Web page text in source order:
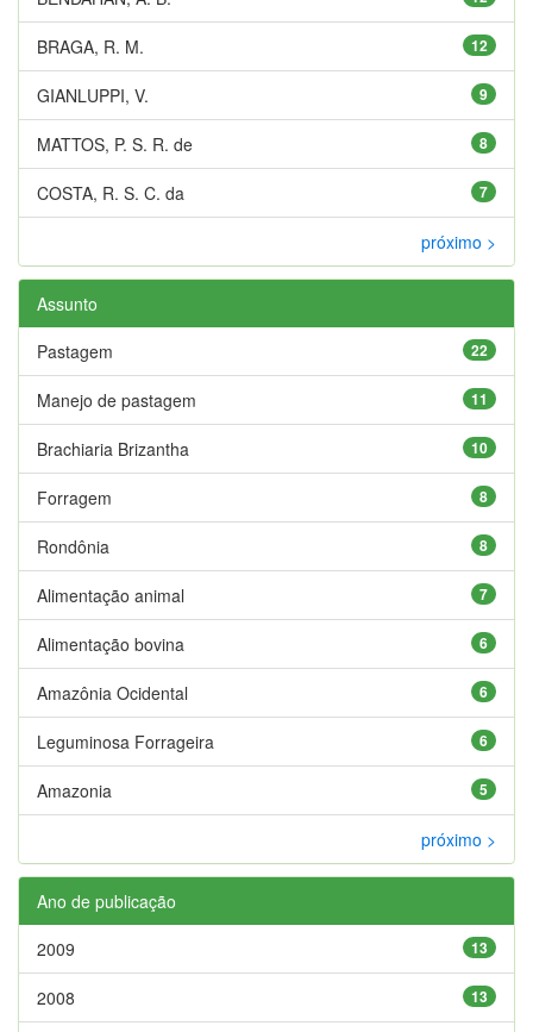
12
BRAGA, R. M.
9
GIANLUPPI, V.
8
MATTOS, P. S. R. de
7
COSTA, R. S. C. da
próximo >
Assunto
22
Pastagem
11
Manejo de pastagem
10
Brachiaria Brizantha
8
Forragem
8
Rondônia
7
Alimentação animal
6
Alimentação bovina
6
Amazônia Ocidental
6
Leguminosa Forrageira
5
Amazonia
próximo >
Ano de publicação
13
2009
13
2008